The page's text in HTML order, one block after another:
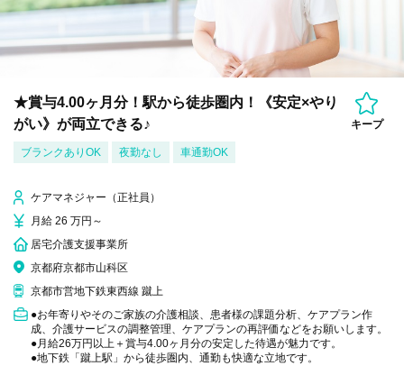
★賞与4.00ヶ月分！駅から徒歩圏内！《安定×やり
がい》が両立できる♪
キープ
ブランクありOK 夜勤なし 車通勤OK
ケアマネジャー（正社員）
月給 26 万円～
居宅介護支援事業所
京都府京都市山科区
京都市営地下鉄東西線 蹴上
●お年寄りやそのご家族の介護相談、患者様の課題分析、ケアプラン作
成、介護サービスの調整管理、ケアプランの再評価などをお願いします。
●月給26万円以上＋賞与4.00ヶ月分の安定した待遇が魅力です。
●地下鉄「蹴上駅」から徒歩圏内、通勤も快適な立地です。